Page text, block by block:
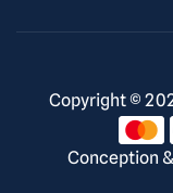
Copyright ©
Conception